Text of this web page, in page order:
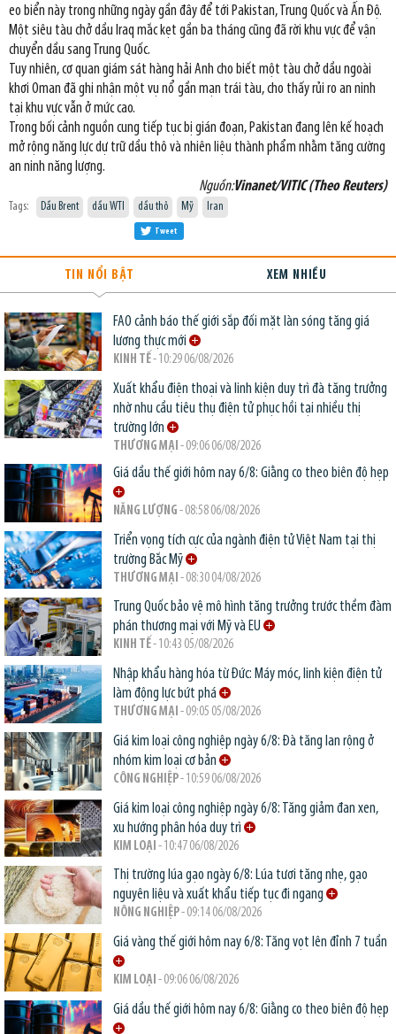
eo biển này trong những ngày gần đây để tới Pakistan, Trung Quốc và Ấn Độ.
Một siêu tàu chở dầu Iraq mắc kẹt gần ba tháng cũng đã rời khu vực để vận
chuyển dầu sang Trung Quốc.
Tuy nhiên, cơ quan giám sát hàng hải Anh cho biết một tàu chở dầu ngoài
khơi Oman đã ghi nhận một vụ nổ gần mạn trái tàu, cho thấy rủi ro an ninh
tại khu vực vẫn ở mức cao.
Trong bối cảnh nguồn cung tiếp tục bị gián đoạn, Pakistan đang lên kế hoạch
mở rộng năng lực dự trữ dầu thô và nhiên liệu thành phẩm nhằm tăng cường
an ninh năng lượng.
Nguồn:Vinanet/VITIC (Theo Reuters)
Tags: Dầu Brent dầu WTI dầu thô Mỹ Iran
Tweet
TIN NỔI BẬT XEM NHIỀU
FAO cảnh báo thế giới sắp đối mặt làn sóng tăng giá
lương thực mới
KINH TẾ- 10:29 06/08/2026
Xuất khẩu điện thoại và linh kiện duy trì đà tăng trưởng
nhờ nhu cầu tiêu thụ điện tử phục hồi tại nhiều thị
trường lớn
THƯƠNG MẠI - 09:06 06/08/2026
Giá dầu thế giới hôm nay 6/8: Giằng co theo biên độ hẹp
NĂNG LƯỢNG - 08:58 06/08/2026
Triển vọng tích cực của ngành điện tử Việt Nam tại thị
trường Bắc Mỹ
THƯƠNG MẠI - 08:30 04/08/2026
Trung Quốc bảo vệ mô hình tăng trưởng trước thềm đàm
phán thương mại với Mỹ và EU
KINH TẾ- 10:43 05/08/2026
Nhập khẩu hàng hóa từ Đức: Máy móc, linh kiện điện tử
làm động lực bứt phá
THƯƠNG MẠI - 09:05 05/08/2026
Giá kim loại công nghiệp ngày 6/8: Đà tăng lan rộng ở
nhóm kim loại cơ bản
CÔNG NGHIỆP- 10:59 06/08/2026
Giá kim loại công nghiệp ngày 6/8: Tăng giảm đan xen,
xu hướng phân hóa duy trì
KIM LOẠI - 10:47 06/08/2026
Thị trường lúa gạo ngày 6/8: Lúa tươi tăng nhẹ, gạo
nguyên liệu và xuất khẩu tiếp tục đi ngang
NÔNG NGHIỆP- 09:14 06/08/2026
Giá vàng thế giới hôm nay 6/8: Tăng vọt lên đỉnh 7 tuần
KIM LOẠI - 09:06 06/08/2026
Giá dầu thế giới hôm nay 6/8: Giằng co theo biên độ hẹp